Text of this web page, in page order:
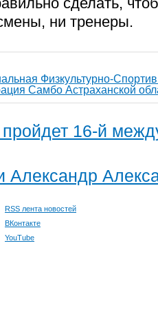
ни тренеры.
Физкультурно-
Самбо Астраханской
16-й
Александр
RSS лента новостей
ВКонтакте
YouTube